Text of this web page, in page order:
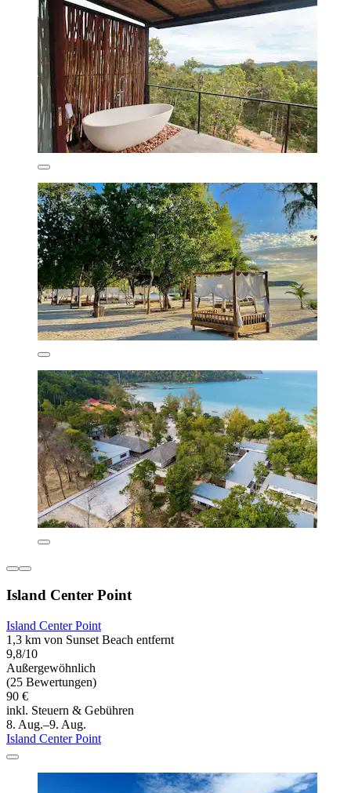
Island Center Point
Island Center Point
1,3 km von Sunset Beach entfernt
9,8/10
Außergewöhnlich
(25 Bewertungen)
90 €
inkl. Steuern & Gebühren
8. Aug.–9. Aug.
Island Center Point